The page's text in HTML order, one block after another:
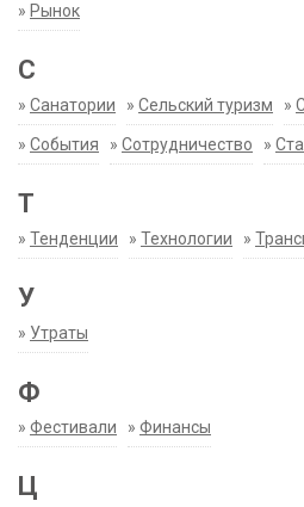
» Рынок
С
» Санатории » Сельский туризм »
» События » Сотрудничество »
Т
» Тенденции » Технологии »
У
» Утраты
Ф
» Фестивали » Финансы
Ц